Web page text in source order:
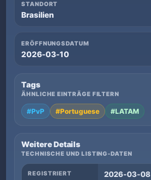
STANDORT
Brasilien
ERÖFFNUNGSDATUM
2026-03-10
Tags
ÄHNLICHE EINTRÄGE FILTERN
#PvP #Portuguese #LATAM
Weitere Details
TECHNISCHE UND LISTING-DATEN
REGISTRIERT 2026-03-08